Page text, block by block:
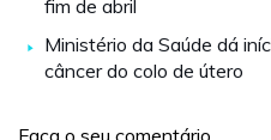
fim de abril
Ministério da Saúde dá
câncer do colo de útero
Faça o seu comentário